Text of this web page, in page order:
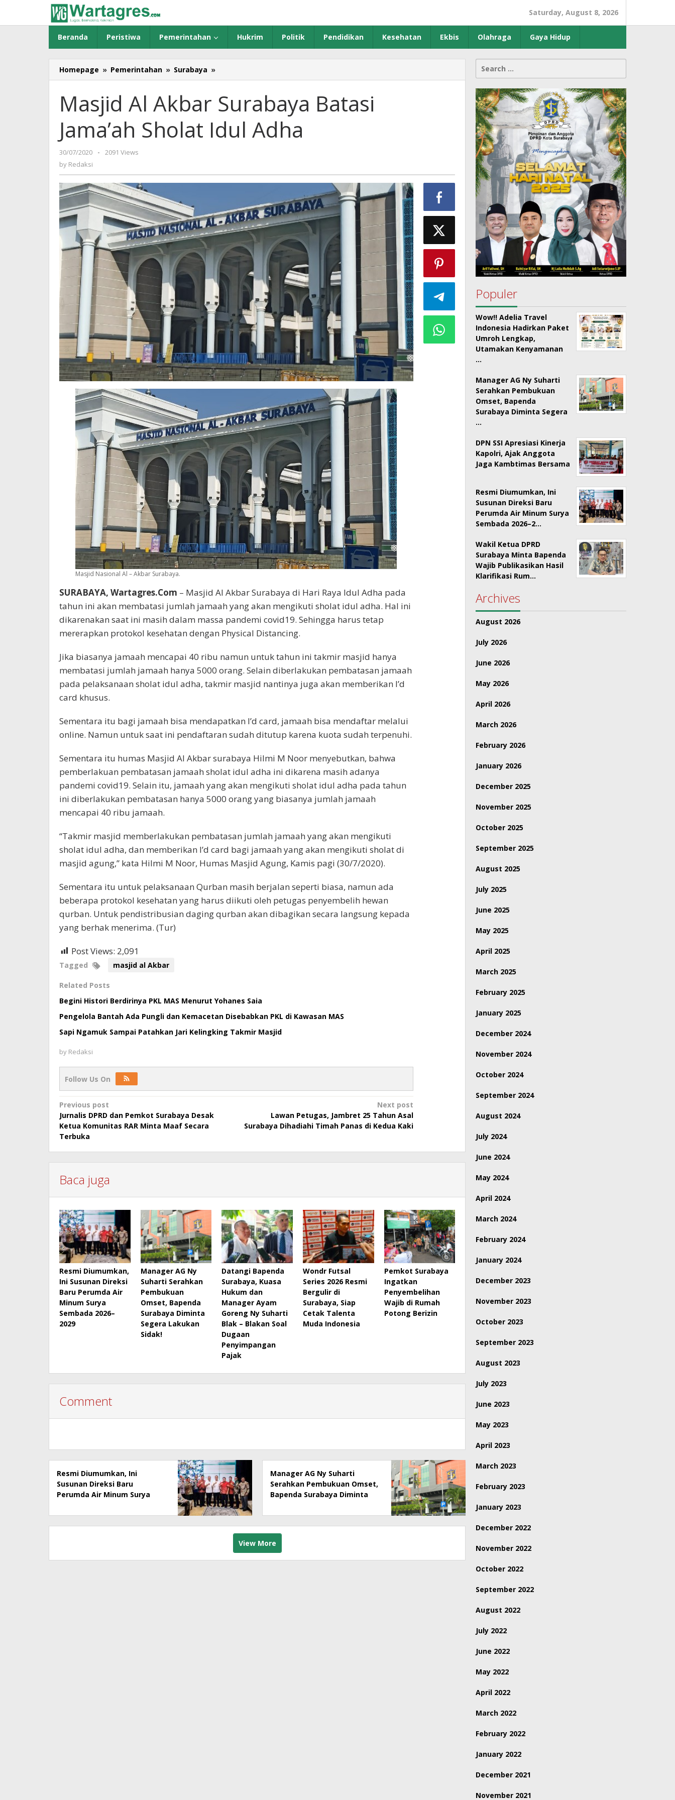
content
Saturday, August 8, 2026
Beranda Peristiwa Pemerintahan Hukrim Politik Pendidikan Kesehatan Ekbis Olahraga Gaya Hidup
Homepage » Pemerintahan » Surabaya »
Al
Surabaya
Batasi
Jama'ah
Sholat
Masjid Al Akbar Surabaya Batasi
Jama’ah Sholat Idul Adha
30/07/2020
by
-
2091 Views
by Redaksi
Masjid Nasional Al – Akbar Surabaya.
SURABAYA, Wartagres.Com – Masjid Al Akbar Surabaya di Hari Raya Idul Adha pada
tahun ini akan membatasi jumlah jamaah yang akan mengikuti sholat idul adha. Hal ini
dikarenakan saat ini masih dalam massa pandemi covid19. Sehingga harus tetap
mererapkan protokol kesehatan dengan Physical Distancing.
Jika biasanya jamaah mencapai 40 ribu namun untuk tahun ini takmir masjid hanya
membatasi jumlah jamaah hanya 5000 orang. Selain diberlakukan pembatasan jamaah
pada pelaksanaan sholat idul adha, takmir masjid nantinya juga akan memberikan I’d
card khusus.
Sementara itu bagi jamaah bisa mendapatkan I’d card, jamaah bisa mendaftar melalui
online. Namun untuk saat ini pendaftaran sudah ditutup karena kuota sudah terpenuhi.
Sementara itu humas Masjid Al Akbar surabaya Hilmi M Noor menyebutkan, bahwa
pemberlakuan pembatasan jamaah sholat idul adha ini dikarena masih adanya
pandemi covid19. Selain itu, jamaah yang akan mengikuti sholat idul adha pada tahun
ini diberlakukan pembatasan hanya 5000 orang yang biasanya jumlah jamaah
mencapai 40 ribu jamaah.
“Takmir masjid memberlakukan pembatasan jumlah jamaah yang akan mengikuti
sholat idul adha, dan memberikan I’d card bagi jamaah yang akan mengikuti sholat di
masjid agung,” kata Hilmi M Noor, Humas Masjid Agung, Kamis pagi (30/7/2020).
Sementara itu untuk pelaksanaan Qurban masih berjalan seperti biasa, namun ada
beberapa protokol kesehatan yang harus diikuti oleh petugas penyembelih hewan
qurban. Untuk pendistribusian daging qurban akan dibagikan secara langsung kepada
yang berhak menerima. (Tur)
Post Views: 2,091
Tagged masjid al Akbar
Related Posts
Begini Histori Berdirinya PKL MAS Menurut Yohanes Saia
Pengelola Bantah Ada Pungli dan Kemacetan Disebabkan PKL di Kawasan MAS
Sapi Ngamuk Sampai Patahkan Jari Kelingking Takmir Masjid
by Redaksi
Follow Us On
Post
navigation
Previous post
Jurnalis DPRD dan Pemkot Surabaya Desak
Ketua Komunitas RAR Minta Maaf Secara
Terbuka
Next post
Lawan Petugas, Jambret 25 Tahun Asal
Surabaya Dihadiahi Timah Panas di Kedua Kaki
Baca juga
Resmi Diumumkan,
Ini Susunan Direksi
Baru Perumda Air
Minum Surya
Sembada 2026–
2029
Manager AG Ny
Suharti Serahkan
Pembukuan
Omset, Bapenda
Surabaya Diminta
Segera Lakukan
Sidak!
Datangi Bapenda
Surabaya, Kuasa
Hukum dan
Manager Ayam
Goreng Ny Suharti
Blak – Blakan Soal
Dugaan
Penyimpangan
Pajak
Wondr Futsal
Series 2026 Resmi
Bergulir di
Surabaya, Siap
Cetak Talenta
Muda Indonesia
Pemkot Surabaya
Ingatkan
Penyembelihan
Wajib di Rumah
Potong Berizin
Comment
Resmi Diumumkan, Ini
Susunan Direksi Baru
Perumda Air Minum Surya
Manager AG Ny Suharti
Serahkan Pembukuan Omset,
Bapenda Surabaya Diminta
View More
Search
for:
Populer
Wow!! Adelia Travel
Indonesia Hadirkan Paket
Umroh Lengkap,
Utamakan Kenyamanan
…
Manager AG Ny Suharti
Serahkan Pembukuan
Omset, Bapenda
Surabaya Diminta Segera
…
DPN SSI Apresiasi Kinerja
Kapolri, Ajak Anggota
Jaga Kambtimas Bersama
Resmi Diumumkan, Ini
Susunan Direksi Baru
Perumda Air Minum Surya
Sembada 2026–2…
Wakil Ketua DPRD
Surabaya Minta Bapenda
Wajib Publikasikan Hasil
Klarifikasi Rum…
Archives
August 2026
July 2026
June 2026
May 2026
April 2026
March 2026
February 2026
January 2026
December 2025
November 2025
October 2025
September 2025
August 2025
July 2025
June 2025
May 2025
April 2025
March 2025
February 2025
January 2025
December 2024
November 2024
October 2024
September 2024
August 2024
July 2024
June 2024
May 2024
April 2024
March 2024
February 2024
January 2024
December 2023
November 2023
October 2023
September 2023
August 2023
July 2023
June 2023
May 2023
April 2023
March 2023
February 2023
January 2023
December 2022
November 2022
October 2022
September 2022
August 2022
July 2022
June 2022
May 2022
April 2022
March 2022
February 2022
January 2022
December 2021
November 2021